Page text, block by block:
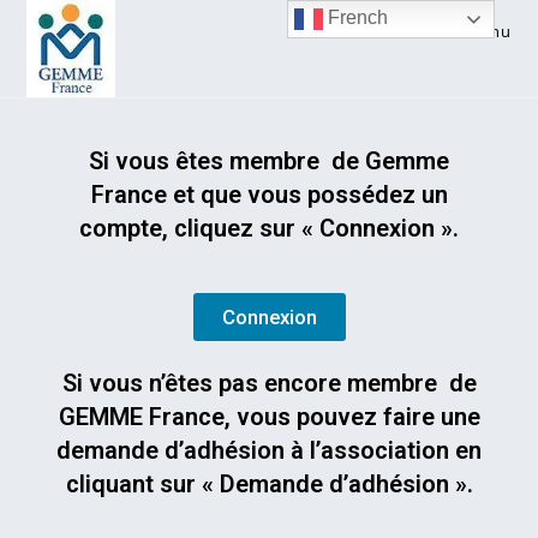
Menu
Si vous êtes membre de Gemme
France et que vous possédez un
compte, cliquez sur « Connexion ».
Connexion
Si vous n’êtes pas encore membre de
GEMME France, vous pouvez faire une
demande d’adhésion à l’association en
cliquant sur « Demande d’adhésion ».
French